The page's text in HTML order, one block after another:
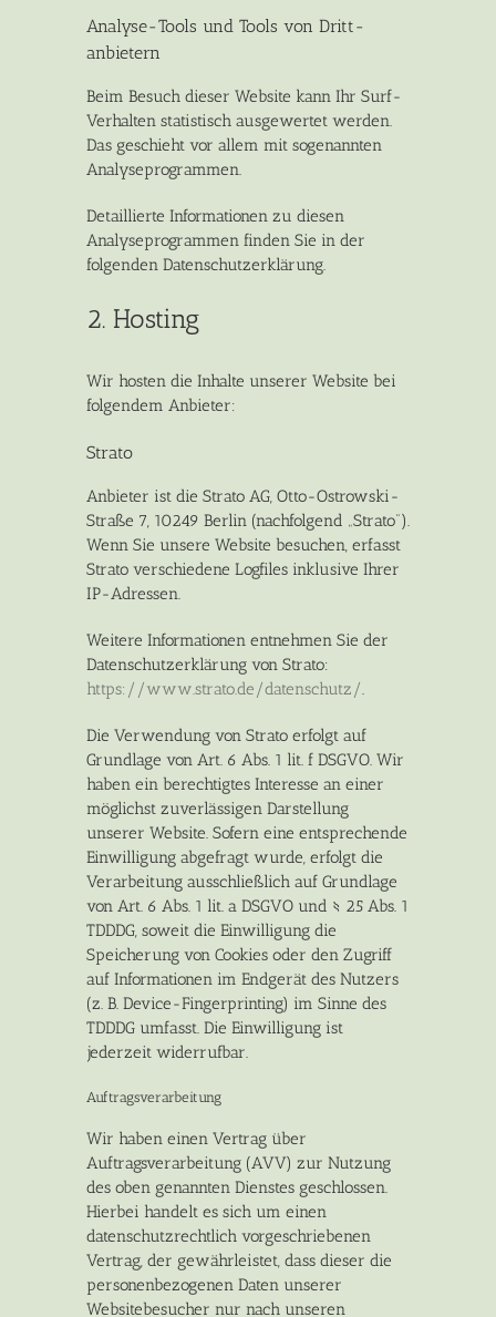
Analyse-Tools und Tools von Dritt­
anbietern
Beim Besuch dieser Website kann Ihr Surf-
Verhalten statistisch ausgewertet werden.
Das geschieht vor allem mit sogenannten
Analyseprogrammen.
Detaillierte Informationen zu diesen
Analyseprogrammen finden Sie in der
folgenden Datenschutzerklärung.
2. Hosting
Wir hosten die Inhalte unserer Website bei
folgendem Anbieter:
Strato
Anbieter ist die Strato AG, Otto-Ostrowski-
Straße 7, 10249 Berlin (nachfolgend „Strato“).
Wenn Sie unsere Website besuchen, erfasst
Strato verschiedene Logfiles inklusive Ihrer
IP-Adressen.
Weitere Informationen entnehmen Sie der
Datenschutzerklärung von Strato:
https://www.strato.de/datenschutz/
Die Verwendung von Strato erfolgt auf
Grundlage von Art. 6 Abs. 1 lit. f DSGVO. Wir
haben ein berechtigtes Interesse an einer
möglichst zuverlässigen Darstellung
unserer Website. Sofern eine entsprechende
Einwilligung abgefragt wurde, erfolgt die
Verarbeitung ausschließlich auf Grundlage
von Art. 6 Abs. 1 lit. a DSGVO und § 25 Abs. 1
TDDDG, soweit die Einwilligung die
Speicherung von Cookies oder den Zugriff
auf Informationen im Endgerät des Nutzers
(z. B. Device-Fingerprinting) im Sinne des
TDDDG umfasst. Die Einwilligung ist
jederzeit widerrufbar.
Auftragsverarbeitung
Wir haben einen Vertrag über
Auftragsverarbeitung (AVV) zur Nutzung
des oben genannten Dienstes geschlossen.
Hierbei handelt es sich um einen
datenschutzrechtlich vorgeschriebenen
Vertrag, der gewährleistet, dass dieser die
personenbezogenen Daten unserer
Websitebesucher nur nach unseren